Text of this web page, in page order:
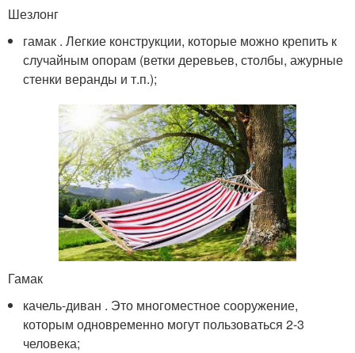
Шезлонг
гамак . Легкие конструкции, которые можно крепить к
случайным опорам (ветки деревьев, столбы, ажурные
стенки веранды и т.п.);
Гамак
качель-диван . Это многоместное сооружение,
которым одновременно могут пользоваться 2-3
человека;